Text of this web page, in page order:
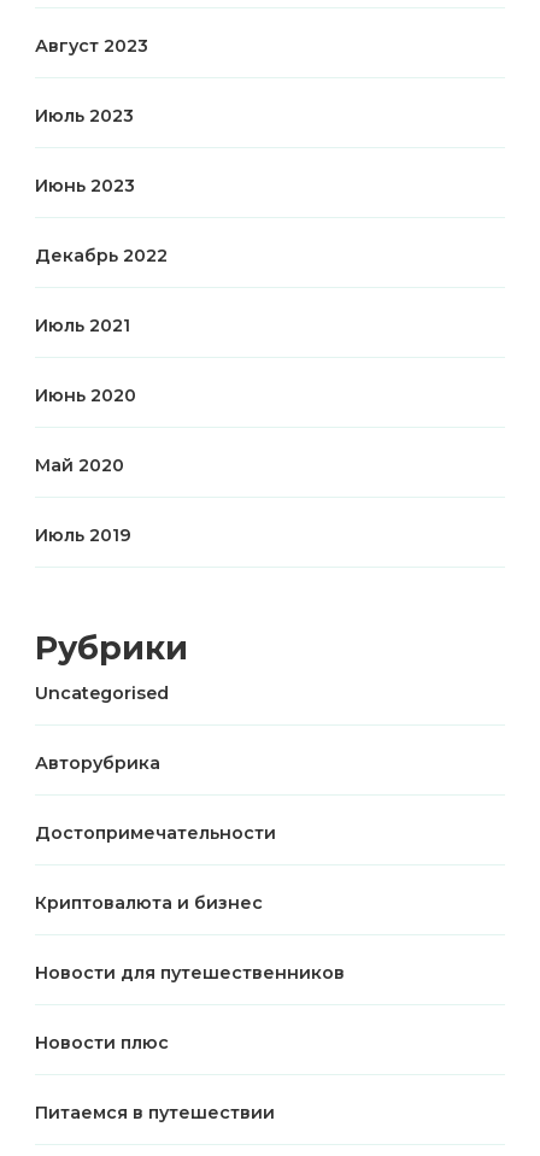
Август 2023
Июль 2023
Июнь 2023
Декабрь 2022
Июль 2021
Июнь 2020
Май 2020
Июль 2019
Рубрики
Uncategorised
Авторубрика
Достопримечательности
Криптовалюта и бизнес
Новости для путешественников
Новости плюс
Питаемся в путешествии